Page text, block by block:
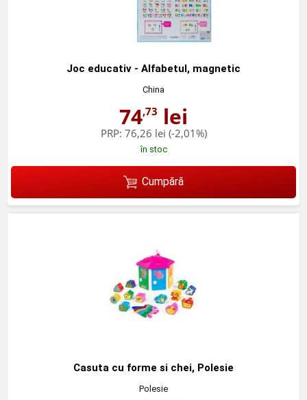
Joc educativ - Alfabetul, magnetic
China
74,73 lei
PRP: 76,26 lei (-2,01%)
în stoc
Cumpără
Casuta cu forme si chei, Polesie
Polesie